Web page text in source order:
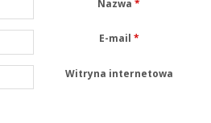
Nazwa*
E-mail *
Witryna internetowa